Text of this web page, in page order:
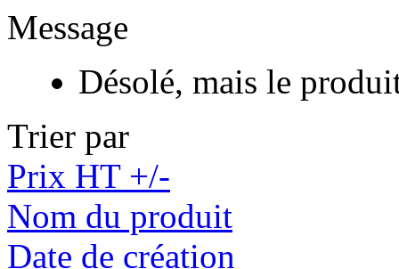
Message
Désolé, mais le
Trier par
Prix HT +/-
Nom du produit
Date de création